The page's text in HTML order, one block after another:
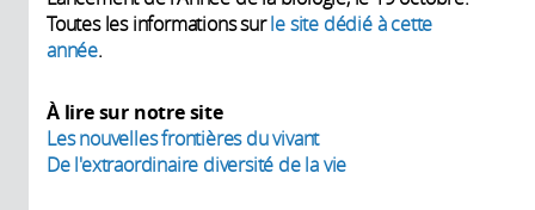
Toutes les informations surle site dédié à cette
année.
À lire sur notre site
Les nouvelles frontières du vivant
De l'extraordinaire diversité de la vie